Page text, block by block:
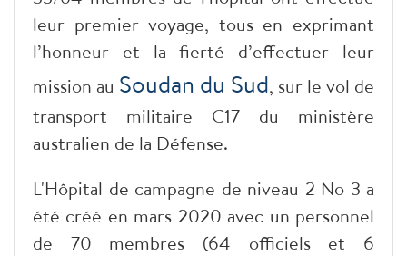
leur premier voyage, tous en exprimant
l’honneur et la fierté d’effectuer leur
mission au Soudan du Sud, sur le vol de
transport militaire C17 du ministère
australien de la Défense.
L'Hôpital de campagne de niveau 2 No 3 a
été créé en mars 2020 avec un personnel
de 70 membres (64 officiels et 6